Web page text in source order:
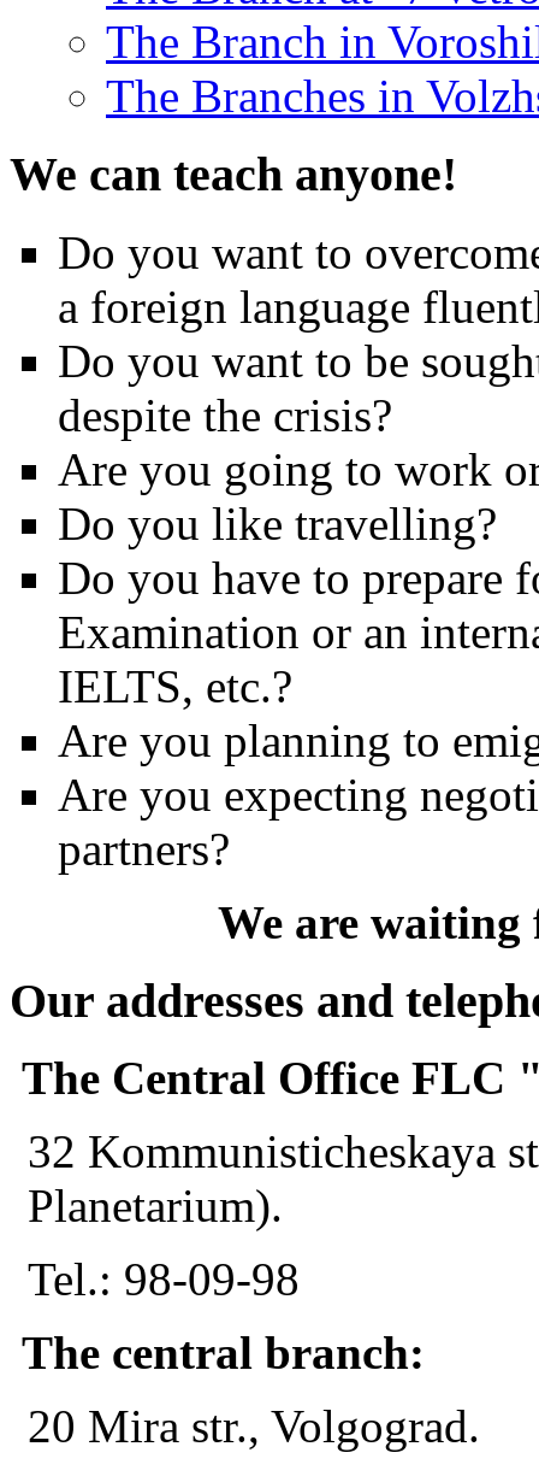
The Branch in
The Branches in
We can teach anyone!
Do you want to
a foreign language
Do you want to be
despite the crisis?
Are you going to work
Do you like travelling?
Do you have to prepare
Examination or an
IELTS, etc.?
Are you planning to
Are you expecting
partners?
We are
Our addresses and
The Central Office FLC
32 Kommunisticheskaya
Planetarium).
Tel.: 98-09-98
The central branch:
20 Mira str., Volgograd.